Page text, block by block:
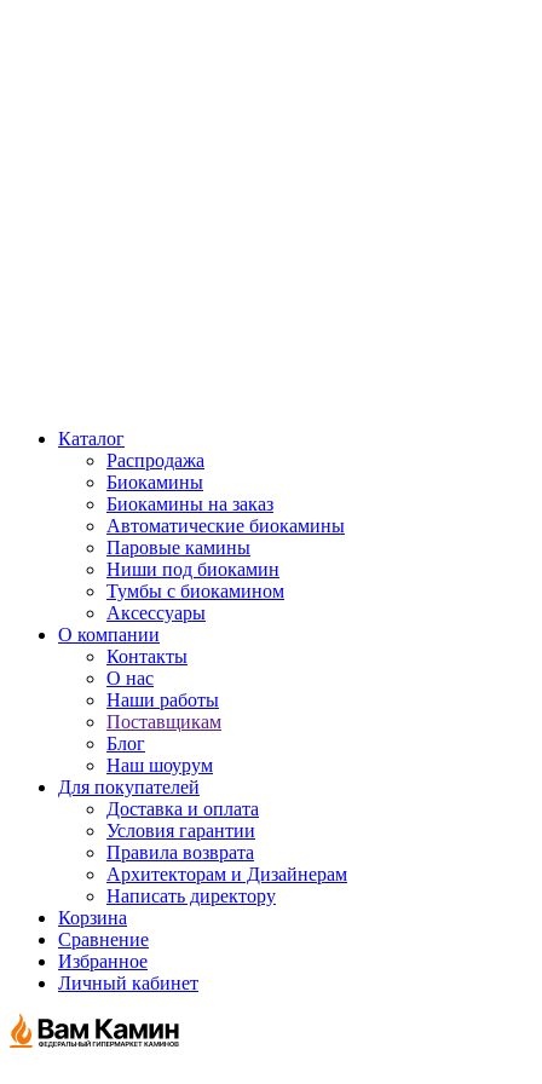
Каталог
Распродажа
Биокамины
Биокамины на заказ
Автоматические биокамины
Паровые камины
Ниши под биокамин
Тумбы с биокамином
Аксессуары
О компании
Контакты
О нас
Наши работы
Поставщикам
Блог
Наш шоурум
Для покупателей
Доставка и оплата
Условия гарантии
Правила возврата
Архитекторам и Дизайнерам
Написать директору
Корзина
Сравнение
Избранное
Личный кабинет